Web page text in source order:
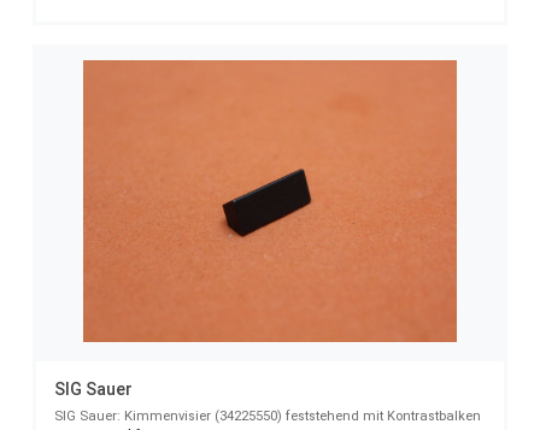
SIG Sauer
SIG Sauer: Kimmenvisier (34225550) feststehend mit Kontrastbalken